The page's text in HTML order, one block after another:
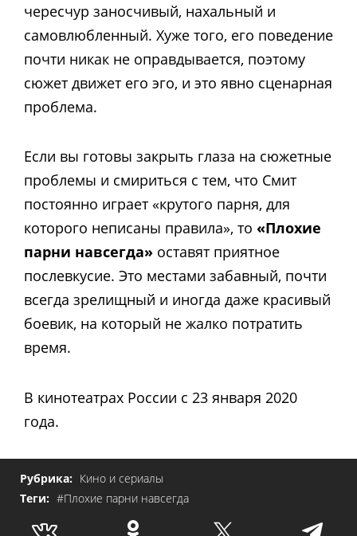
чересчур заносчивый, нахальный и
самовлюбленный. Хуже того, его поведение
почти никак не оправдывается, поэтому
сюжет движет его эго, и это явно сценарная
проблема.
Если вы готовы закрыть глаза на сюжетные
проблемы и смириться с тем, что Смит
постоянно играет «крутого парня, для
которого неписаны правила», то «Плохие
парни навсегда» оставят приятное
послевкусие. Это местами забавный, почти
всегда зрелищный и иногда даже красивый
боевик, на который не жалко потратить
время.
В кинотеатрах России с 23 января 2020
года.
Рубрика: Кино и сериалы
Теги: #Плохие парни навсегда